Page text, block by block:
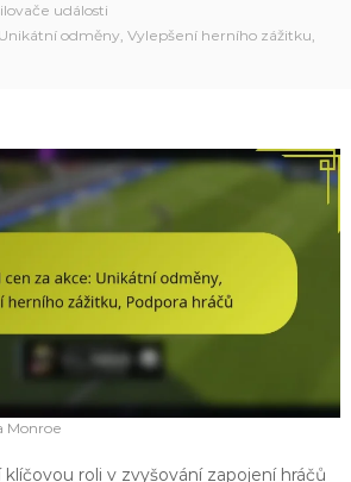
události
odměny, Vylepšení herního zážitku,
Monroe
klíčovou roli v zvyšování zapojení hráčů